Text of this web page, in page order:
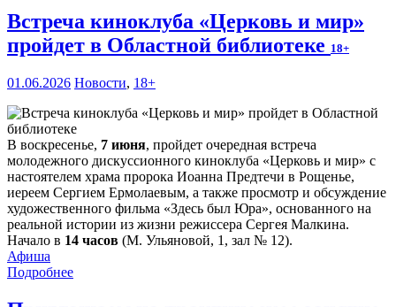
Встреча киноклуба «Церковь и мир»
пройдет в Областной библиотеке 18+
01.06.2026 Новости, 18+
В воскресенье, 7 июня, пройдет очередная встреча
молодежного дискуссионного киноклуба «Церковь и мир» с
настоятелем храма пророка Иоанна Предтечи в Рощенье,
иереем Сергием Ермолаевым, а также просмотр и обсуждение
художественного фильма «Здесь был Юра», основанного на
реальной истории из жизни режиссера Сергея Малкина.
Начало в 14 часов (М. Ульяновой, 1, зал № 12).
Афиша
Подробнее